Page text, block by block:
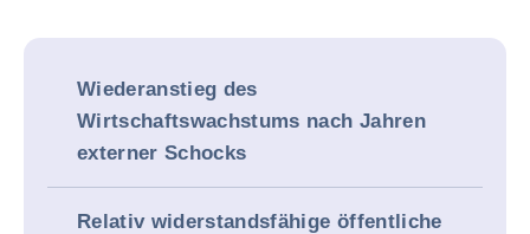
Wiederanstieg des
Wirtschaftswachstums nach Jahren
externer Schocks
Relativ widerstandsfähige öffentliche